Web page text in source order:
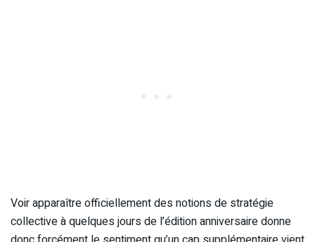
Voir apparaître officiellement des notions de stratégie
collective à quelques jours de l’édition anniversaire donne